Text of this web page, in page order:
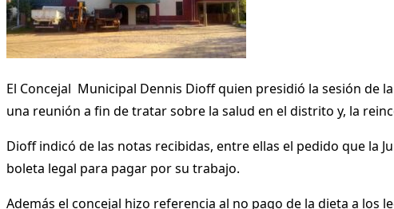
El Concejal Municipal Dennis Dioff quien presidió la sesión de
una reunión a fin de tratar sobre la salud en el distrito y, la
Dioff indicó de las notas recibidas, entre ellas el pedido que la
boleta legal para pagar por su trabajo.
Además el concejal hizo referencia al no pago de la dieta a los